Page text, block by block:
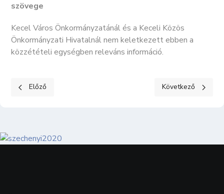
szövege
Kecel Város Önkormányzatánál és a Keceli Közös
Önkormányzati Hivatalnál nem keletkezett ebben a
közzétételi egységben releváns információ.
Előző cikk: KÖZÉRDEKŰ ADATOK II. Tevékenységre,
Előző Következő cikk:
Következő